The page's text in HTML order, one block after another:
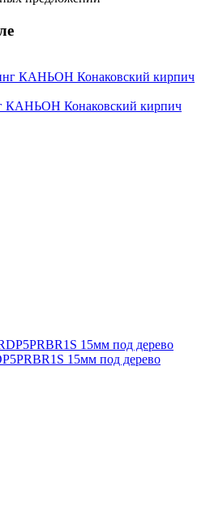
КАНЬОН Конаковский кирпич
15мм под дерево